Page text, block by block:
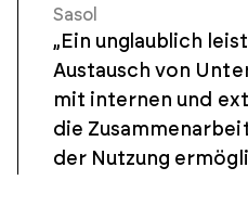
Sasol
„Ein unglaublich
Austausch von
mit internen und
die
der Nutzung